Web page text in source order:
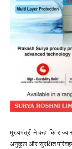
मुख्यमंत्री ने कहा कि
अनुकूल और सुरक्षित